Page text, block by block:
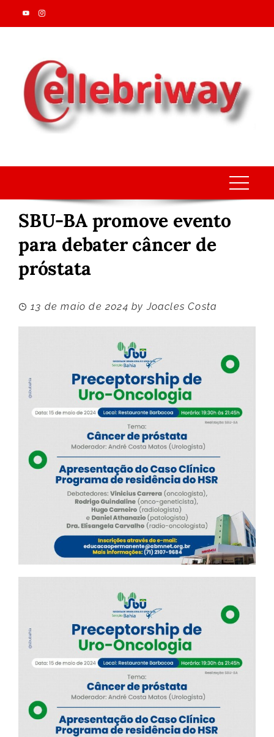
Skip
to
SBU-BA promove evento
para debater câncer de
próstata
13 de maio de 2024 byJoacles Costa